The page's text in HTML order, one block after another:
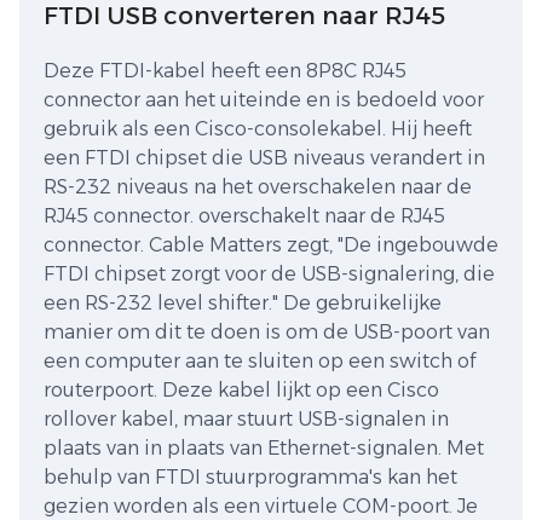
FTDI USB converteren naar RJ45
Deze FTDI-kabel heeft een 8P8C RJ45
connector aan het uiteinde en is bedoeld voor
gebruik als een Cisco-consolekabel. Hij heeft
een FTDI chipset die USB niveaus verandert in
RS-232 niveaus na het overschakelen naar de
RJ45 connector. overschakelt naar de RJ45
connector. Cable Matters zegt, "De ingebouwde
FTDI chipset zorgt voor de USB-signalering, die
een RS-232 level shifter." De gebruikelijke
manier om dit te doen is om de USB-poort van
een computer aan te sluiten op een switch of
routerpoort. Deze kabel lijkt op een Cisco
rollover kabel, maar stuurt USB-signalen in
plaats van in plaats van Ethernet-signalen. Met
behulp van FTDI stuurprogramma's kan het
gezien worden als een virtuele COM-poort. Je